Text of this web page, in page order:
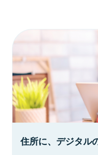
住所に、デジタル